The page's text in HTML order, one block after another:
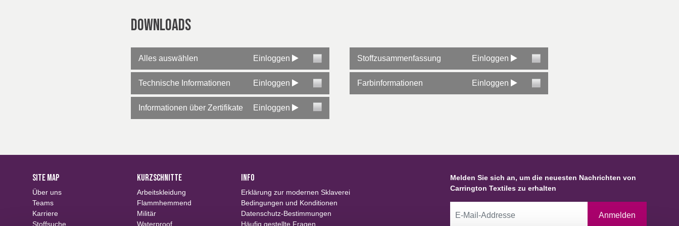
Downloads
Alles auswählen Einloggen Stoffzusammenfassung Einloggen
Technische Informationen Einloggen Farbinformationen Einloggen
Informationen über Zertifikate Einloggen
SITE MAP
Über uns
Teams
Karriere
Stoffsuche
KURZSCHNITTE
Arbeitskleidung
Flammhemmend
Militär
Waterproof
INFO
Erklärung zur modernen Sklaverei
Bedingungen und Konditionen
Datenschutz-Bestimmungen
Häufig gestellte Fragen
Melden Sie sich an, um die neuesten Nachrichten von
Carrington Textiles zu erhalten
Anmelden